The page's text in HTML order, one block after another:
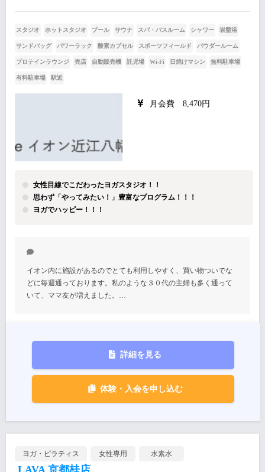
スタジオ ホットスタジオ プール サウナ スパ・バスルーム シャワー 岩盤浴
サンドバッグ パワーラック 酸素カプセル スポーツフィールド パウダールーム
プロテインラウンジ 売店 自動販売機 託児場 Wi-Fi 日焼けマシン 無料駐車場
有料駐車場 駅近
月会費 8,470円
女性目線でこだわったヨガスタジオ！！
思わず「やってみたい！」豊富なプログラム！！！
ヨガでハッピー！！！
イオン内に施設があるのでとても利用しやすく、買い物ついでな
どに毎週通っております。私のような３０代の主婦も多く通って
いて、ママ友が増えました。…
詳細を見る
体験・入会を申し込む
ヨガ・ピラティス 女性専用 水素水
LAVA 京都桂店